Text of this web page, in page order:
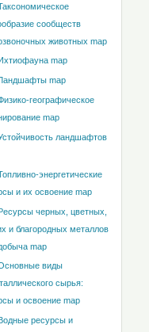
сообществ
животных map
map
map
географическое
map
ландшафтов
энергетические
и их освоение map
черных, цветных,
и благородных металлов
map
виды
сырья:
и освоение map
ресурсы и